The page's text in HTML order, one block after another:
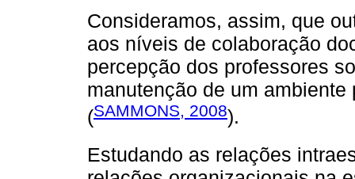
Consideramos, assim, que
aos níveis de colaboração
percepção dos professores
manutenção de um
(SAMMONS, 2008).
Estudando as relações